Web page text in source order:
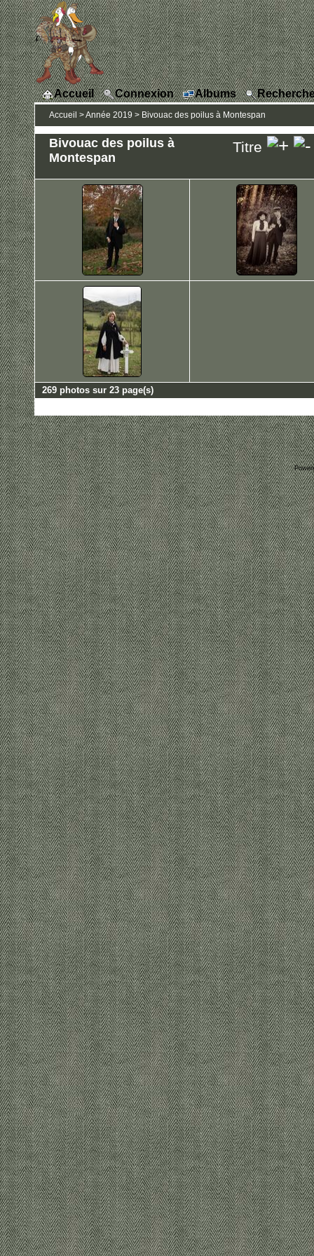
Accueil Connexion Albums
Accueil >Année 2019 > Bivouac des poilus à Montespan
Bivouac des poilus à
Montespan
Titre
269 photos sur 23 page(s)